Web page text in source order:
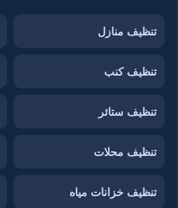
تنظيف منازل
تنظيف كنب
تنظيف ستائر
تنظيف محلات
تنظيف خزانات مياه